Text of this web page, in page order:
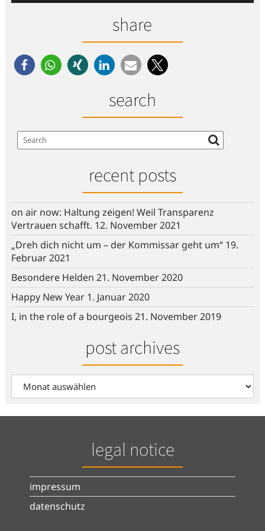
share
search
recent posts
on air now: Haltung zeigen! Weil Transparenz
Vertrauen schafft. 12. November 2021
„Dreh dich nicht um – der Kommissar geht um“ 19.
Februar 2021
Besondere Helden 21. November 2020
Happy New Year 1. Januar 2020
I, in the role of a bourgeois 21. November 2019
post archives
post
archives
legal notice
impressum
datenschutz